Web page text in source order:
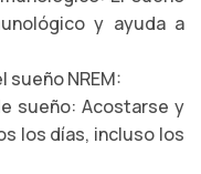
y ayuda a
sueño NREM:
sueño: Acostarse y
los días, incluso los